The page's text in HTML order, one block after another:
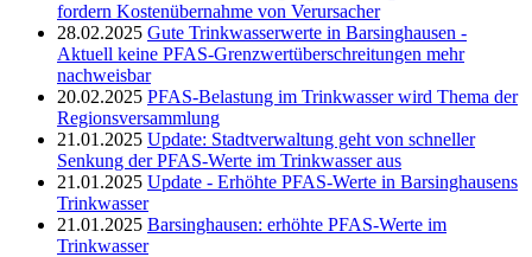
fordern Kostenübernahme von Verursacher
28.02.2025 Gute Trinkwasserwerte in Barsinghausen -
Aktuell keine PFAS-Grenzwertüberschreitungen mehr
nachweisbar
20.02.2025 PFAS-Belastung im Trinkwasser wird Thema der
Regionsversammlung
21.01.2025 Update: Stadtverwaltung geht von schneller
Senkung der PFAS-Werte im Trinkwasser aus
21.01.2025 Update - Erhöhte PFAS-Werte in Barsinghausens
Trinkwasser
21.01.2025 Barsinghausen: erhöhte PFAS-Werte im
Trinkwasser